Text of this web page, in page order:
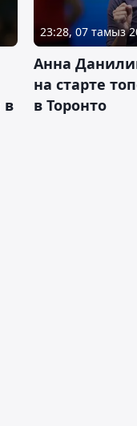
в
23:28, 07 тамыз
Анна
на старте
в Торонто